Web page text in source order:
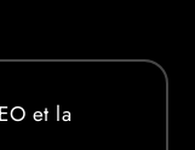
et la